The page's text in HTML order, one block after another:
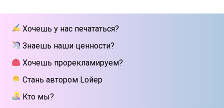
Хочешь у нас печататься?
Знаешь наши ценности?
Хочешь прорекламируем?
Стань автором Lойер
Кто мы?